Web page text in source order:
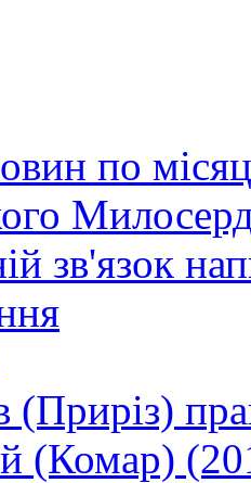
по
зв'язок
(Приріз)
(Комар)